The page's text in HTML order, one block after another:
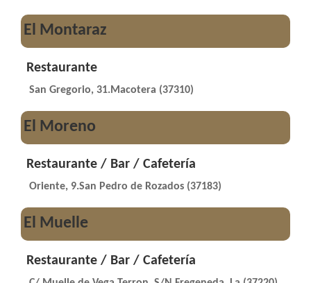
El Montaraz
Restaurante
San Gregorio, 31.Macotera (37310)
El Moreno
Restaurante / Bar / Cafetería
Oriente, 9.San Pedro de Rozados (37183)
El Muelle
Restaurante / Bar / Cafetería